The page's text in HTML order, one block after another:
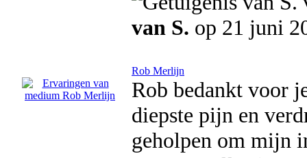
van S. op 21 juni
Rob Merlijn
Rob bedankt voor
diepste pijn en
geholpen om mijn